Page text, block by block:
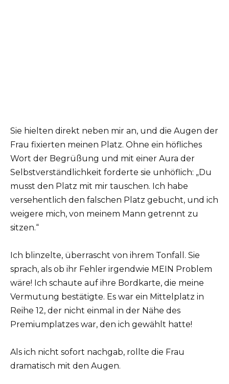
Sie hielten direkt neben mir an, und die Augen der
Frau fixierten meinen Platz. Ohne ein höfliches
Wort der Begrüßung und mit einer Aura der
Selbstverständlichkeit forderte sie unhöflich: „Du
musst den Platz mit mir tauschen. Ich habe
versehentlich den falschen Platz gebucht, und ich
weigere mich, von meinem Mann getrennt zu
sitzen.“
Ich blinzelte, überrascht von ihrem Tonfall. Sie
sprach, als ob ihr Fehler irgendwie MEIN Problem
wäre! Ich schaute auf ihre Bordkarte, die meine
Vermutung bestätigte. Es war ein Mittelplatz in
Reihe 12, der nicht einmal in der Nähe des
Premiumplatzes war, den ich gewählt hatte!
Als ich nicht sofort nachgab, rollte die Frau
dramatisch mit den Augen.